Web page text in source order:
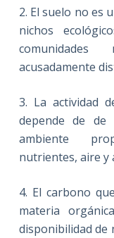
2. El suelo no es
nichos
acusadamente
3. La actividad
depende de de
ambiente
nutrientes, aire y
4. El carbono
materia
disponibilidad de